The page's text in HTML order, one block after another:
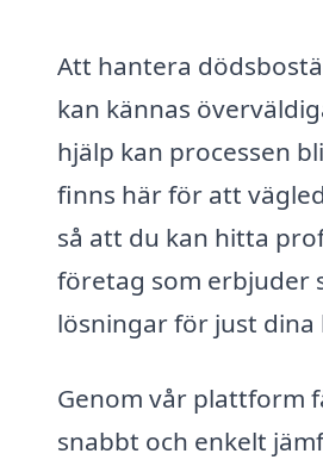
Att hantera
kan kännas
hjälp kan processen
finns här för att
så att du kan hitta
företag som erbjuder
lösningar för just dina
Genom vår plattform
snabbt och enkelt